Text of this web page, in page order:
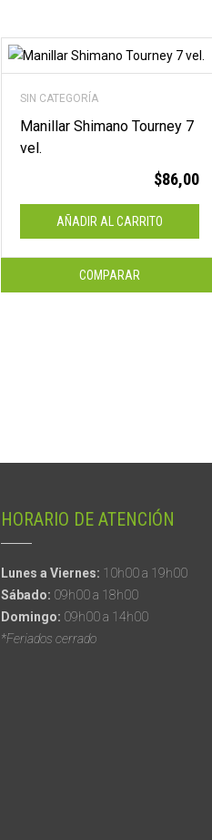
SIN CATEGORÍA
Manillar Shimano Tourney 7
vel.
$86,00
AÑADIR AL CARRITO
COMPARAR
HORARIO DE ATENCIÓN
Lunes a Viernes: 10h00 a 19h00
Sábado: 09h00 a 18h00
Domingo: 09h00 a 14h00
*Feriados cerrado